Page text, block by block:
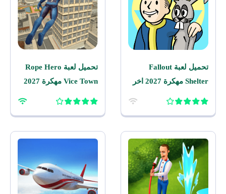
تحميل لعبة Fallout
Shelter مهكرة 2027 اخر
تحميل لعبة Rope Hero
Vice Town مهكرة 2027